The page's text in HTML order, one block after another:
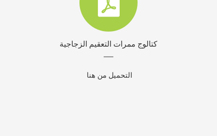
كتالوج ممرات التعقيم الزجاجية
التحميل من هنا